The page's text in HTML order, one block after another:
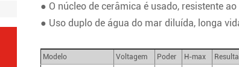
● O núcleo de cerâmica é usado, resistente
● Uso duplo de água do mar diluída, longa
Modelo Voltagem Poder H-max